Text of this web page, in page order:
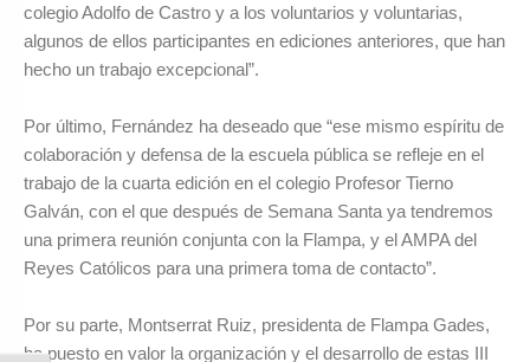
colegio Adolfo de Castro y a los voluntarios y voluntarias,
algunos de ellos participantes en ediciones anteriores, que han
hecho un trabajo excepcional”.
Por último, Fernández ha deseado que “ese mismo espíritu de
colaboración y defensa de la escuela pública se refleje en el
trabajo de la cuarta edición en el colegio Profesor Tierno
Galván, con el que después de Semana Santa ya tendremos
una primera reunión conjunta con la Flampa, y el AMPA del
Reyes Católicos para una primera toma de contacto”.
Por su parte, Montserrat Ruiz, presidenta de Flampa Gades,
ha puesto en valor la organización y el desarrollo de estas III